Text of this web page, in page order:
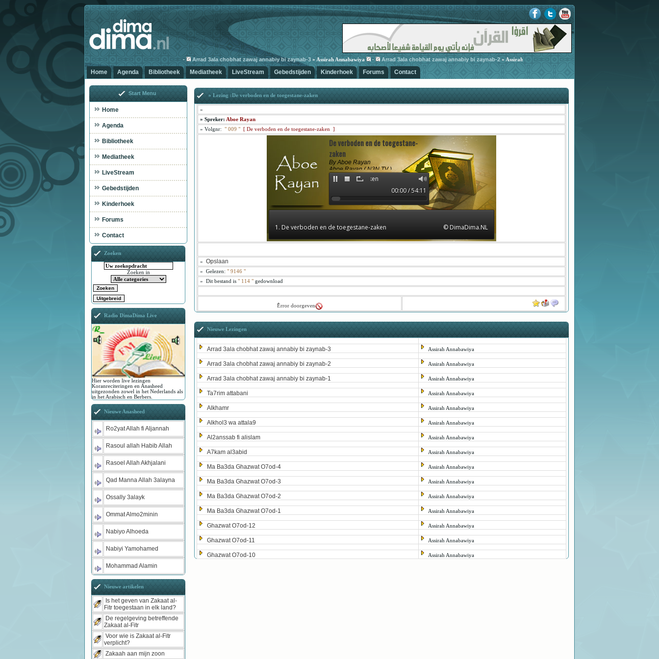
Arrad 3ala chobhat zawaj annabiy bi zaynab-3» Assirah Annabawiya - Arrad 3ala chobhat zawaj annabiy bi zaynab-2» Assirah Annabawiya
Home Agenda Bibliotheek Mediatheek LiveStream Gebedstijden Kinderhoek Forums Contact
» Lezing :De verboden en de toegestane-zaken
»
» Spreker: Aboe Rayan
» Volgnr: " 009 " [ De verboden en de toegestane-zaken ]
De verboden en de toegestane-
zaken
By Aboe Rayan
Aboe Rayan ( N3N.TV )
© DimaDima.NL
De verboden en de toegestane-zaken
00:00 / 54:11
1. De verboden en de toegestane-zaken © DimaDima.NL
» Opslaan
» Gelezen: " 9146 "
» Dit bestand is " 114 " gedownload
ُError doorgeven
Nieuwe Lezingen
Arrad 3ala chobhat zawaj annabiy bi zaynab-3 Assirah Annabawiya
Arrad 3ala chobhat zawaj annabiy bi zaynab-2 Assirah Annabawiya
Arrad 3ala chobhat zawaj annabiy bi zaynab-1 Assirah Annabawiya
Ta7rim attabani Assirah Annabawiya
Alkhamr Assirah Annabawiya
Alkhol3 wa attala9 Assirah Annabawiya
Al2anssab fi alislam Assirah Annabawiya
A7kam al3abid Assirah Annabawiya
Ma Ba3da Ghazwat O7od-4 Assirah Annabawiya
Ma Ba3da Ghazwat O7od-3 Assirah Annabawiya
Ma Ba3da Ghazwat O7od-2 Assirah Annabawiya
Ma Ba3da Ghazwat O7od-1 Assirah Annabawiya
Ghazwat O7od-12 Assirah Annabawiya
Ghazwat O7od-11 Assirah Annabawiya
Ghazwat O7od-10 Assirah Annabawiya
Start Menu
Home
Agenda
Bibliotheek
Mediatheek
LiveStream
Gebedstijden
Kinderhoek
Forums
Contact
Zoeken
Zoeken in
Radio DimaDima Live
Hier worden live lezingen
Koranreciteringen en Anasheed
uitgezonden zowel in het Nederlands als
in het Arabisch en Berbers.
Nieuwe Anasheed
Ro2yat Allah fi Aljannah
Rasoul allah Habib Allah
Rasoel Allah Akhjalani
Qad Manna Allah 3alayna
Ossally 3alayk
Ommat Almo2minin
Nabiyo Alhoeda
Nabiyi Yamohamed
Mohammad Alamin
Nieuwe artikelen
Is het geven van Zakaat al-
Fitr toegestaan in elk land?
De regelgeving betreffende
Zakaat al-Fitr
Voor wie is Zakaat al-Fitr
verplicht?
Zakaah aan mijn zoon